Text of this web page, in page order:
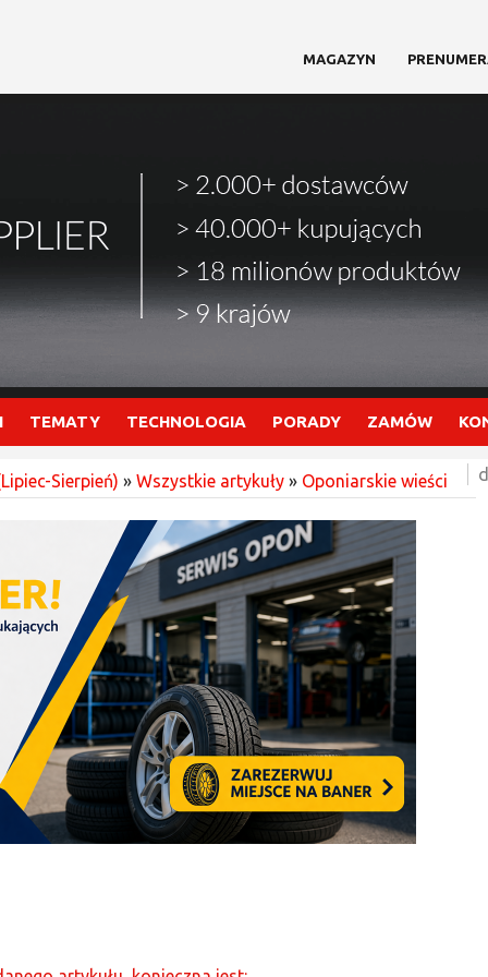
MAGAZYN
TEMATY TECHNOLOGIA PORADY ZAMÓW
Sierpień) » Wszystkie artykuły » Oponiarskie wieści